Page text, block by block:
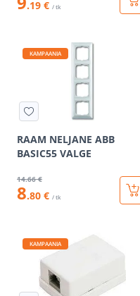
.19 € / tk
KAMPAANIA
RAAM NELJANE ABB
BASIC55 VALGE
14.66 €
8.80 € / tk
KAMPAANIA